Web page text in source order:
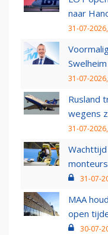
naar
31-07-
31-07-
Rusland
wegens
31-07-
31-07-
MAA
open
30-07-